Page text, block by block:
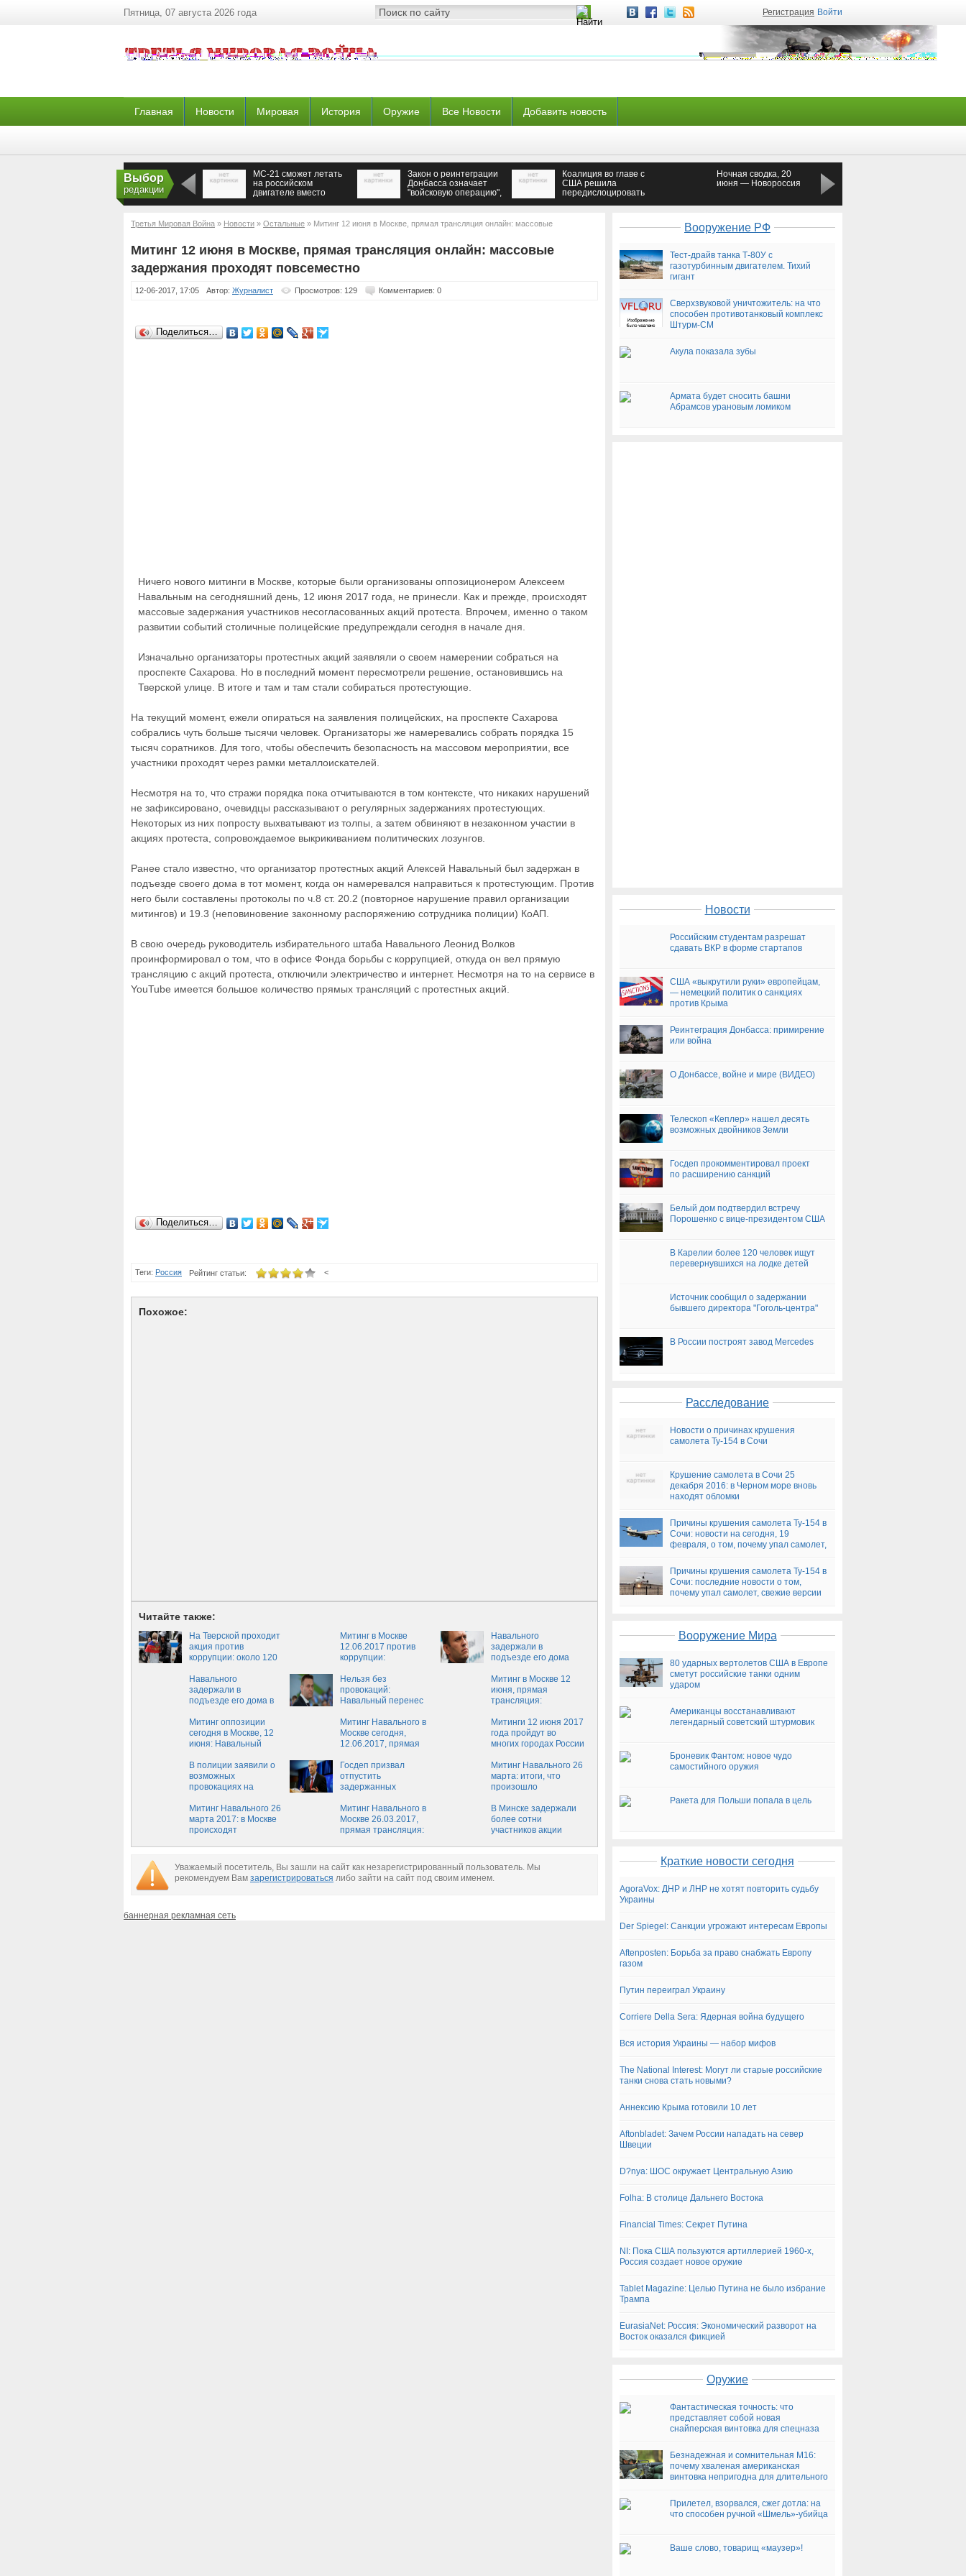
Пятница, 07 августа 2026 года Регистрация Войти
Главная Новости Мировая История Оружие Все Новости Добавить новость
Выбор
редакции
МС-21 сможет летать
на российском
двигателе вместо
Закон о реинтеграции
Донбасса означает
"войсковую операцию",
Коалиция во главе с
США решила
передислоцировать
Ночная сводка, 20
июня — Новороссия
Третья Мировая Война » Новости » Остальные » Митинг 12 июня в Москве, прямая трансляция онлайн: массовые
задержания проходят повсеместно
Митинг 12 июня в Москве, прямая трансляция онлайн: массовые
задержания проходят повсеместно
12-06-2017, 17:05 Автор: Журналист Просмотров: 129 Комментариев: 0
Поделиться…
Ничего нового митинги в Москве, которые были организованы оппозиционером Алексеем
Навальным на сегодняшний день, 12 июня 2017 года, не принесли. Как и прежде, происходят
массовые задержания участников несогласованных акций протеста. Впрочем, именно о таком
развитии событий столичные полицейские предупреждали сегодня в начале дня.
Изначально организаторы протестных акций заявляли о своем намерении собраться на
проспекте Сахарова. Но в последний момент пересмотрели решение, остановившись на
Тверской улице. В итоге и там и там стали собираться протестующие.
На текущий момент, ежели опираться на заявления полицейских, на проспекте Сахарова
собрались чуть больше тысячи человек. Организаторы же намеревались собрать порядка 15
тысяч соратников. Для того, чтобы обеспечить безопасность на массовом мероприятии, все
участники проходят через рамки металлоискателей.
Несмотря на то, что стражи порядка пока отчитываются в том контексте, что никаких нарушений
не зафиксировано, очевидцы рассказывают о регулярных задержаниях протестующих.
Некоторых из них попросту выхватывают из толпы, а затем обвиняют в незаконном участии в
акциях протеста, сопровождаемое выкрикиванием политических лозунгов.
Ранее стало известно, что организатор протестных акций Алексей Навальный был задержан в
подъезде своего дома в тот момент, когда он намеревался направиться к протестующим. Против
него были составлены протоколы по ч.8 ст. 20.2 (повторное нарушение правил организации
митингов) и 19.3 (неповиновение законному распоряжению сотрудника полиции) КоАП.
В свою очередь руководитель избирательного штаба Навального Леонид Волков
проинформировал о том, что в офисе Фонда борьбы с коррупцией, откуда он вел прямую
трансляцию с акций протеста, отключили электричество и интернет. Несмотря на то на сервисе в
YouTube имеется большое количество прямых трансляций с протестных акций.
Поделиться…
Теги: Россия <
Рейтинг статьи:
Похожое:
Читайте также:
На Тверской проходит
акция против
коррупции: около 120
Митинг в Москве
12.06.2017 против
коррупции:
задержали
Навального
задержали в
подъезде его дома
Навального
задержали в
подъезде его дома в
Нельзя без
провокаций:
Навальный перенес
Тверскую
Митинг в Москве 12
июня, прямая
трансляция:
выйти на Тверскую
улицу
Митинг оппозиции
сегодня в Москве, 12
июня: Навальный
Митинг Навального в
Москве сегодня,
12.06.2017, прямая
сколько начнется и где
пройдет
Митинги 12 июня 2017
года пройдут во
многих городах России
Навального
В полиции заявили о
возможных
провокациях на
митинге в Москве
Госдеп призвал
отпустить
задержанных
незаконных акций в
РФ
Митинг Навального 26
марта: итоги, что
произошло
Митинг Навального 26
марта 2017: в Москве
происходят
Митинг Навального в
Москве 26.03.2017,
прямая трансляция:
В Минске задержали
более сотни
участников акции
Уважаемый посетитель, Вы зашли на сайт как незарегистрированный пользователь. Мы
рекомендуем Вам зарегистрироваться либо зайти на сайт под своим именем.
баннерная рекламная сеть
Вооружение РФ
Тест-драйв танка Т-80У с
газотурбинным двигателем. Тихий
гигант
Сверхзвуковой уничтожитель: на что
способен противотанковый комплекс
Штурм-СМ
Акула показала зубы
Армата будет сносить башни
Абрамсов урановым ломиком
Новости
Российским студентам разрешат
сдавать ВКР в форме стартапов
США «выкрутили руки» европейцам,
— немецкий политик о санкциях
против Крыма
Реинтеграция Донбасса: примирение
или война
О Донбассе, войне и мире (ВИДЕО)
Телескоп «Кеплер» нашел десять
возможных двойников Земли
Госдеп прокомментировал проект
по расширению санкций
Белый дом подтвердил встречу
Порошенко с вице-президентом США
В Карелии более 120 человек ищут
перевернувшихся на лодке детей
Источник сообщил о задержании
бывшего директора "Гоголь-центра"
В России построят завод Mercedes
Расследование
Новости о причинах крушения
самолета Ту-154 в Сочи
Крушение самолета в Сочи 25
декабря 2016: в Черном море вновь
находят обломки
Причины крушения самолета Ту-154 в
Сочи: новости на сегодня, 19
февраля, о том, почему упал самолет,
Причины крушения самолета Ту-154 в
Сочи: последние новости о том,
почему упал самолет, свежие версии
Вооружение Мира
80 ударных вертолетов США в Европе
сметут российские танки одним
ударом
Американцы восстанавливают
легендарный советский штурмовик
Броневик Фантом: новое чудо
самостийного оружия
Ракета для Польши попала в цель
Краткие новости сегодня
AgoraVox: ДНР и ЛНР не хотят повторить судьбу
Украины
Der Spiegel: Санкции угрожают интересам Европы
Aftenposten: Борьба за право снабжать Европу
газом
Путин переиграл Украину
Corriere Della Sera: Ядерная война будущего
Вся история Украины — набор мифов
The National Interest: Могут ли старые российские
танки снова стать новыми?
Аннексию Крыма готовили 10 лет
Aftonbladet: Зачем России нападать на север
Швеции
D?nya: ШОС окружает Центральную Азию
Folha: В столице Дальнего Востока
Financial Times: Секрет Путина
NI: Пока США пользуются артиллерией 1960-х,
Россия создает новое оружие
Tablet Magazine: Целью Путина не было избрание
Трампа
EurasiaNet: Россия: Экономический разворот на
Восток оказался фикцией
Оружие
Фантастическая точность: что
представляет собой новая
снайперская винтовка для спецназа
Безнадежная и сомнительная М16:
почему хваленая американская
винтовка непригодна для длительного
Прилетел, взорвался, сжег дотла: на
что способен ручной «Шмель»-убийца
Ваше слово, товарищ «маузер»!